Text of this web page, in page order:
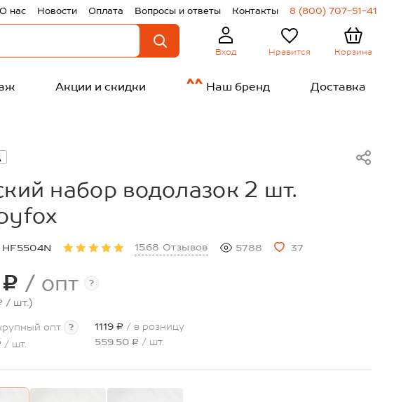
О нас Новости Оплата Вопросы и ответы Контакты 8 (800) 707-51-41
Вход Нравится Корзина
Акции и скидки Наш бренд Доставка
набор водолазок 2 шт.
HF5504N 1568 Отзывов 5788 37
/ опт ?
/ шт.)
опт ?
/ шт.
1119 ₽ / в розницу
559.50 ₽ / шт.